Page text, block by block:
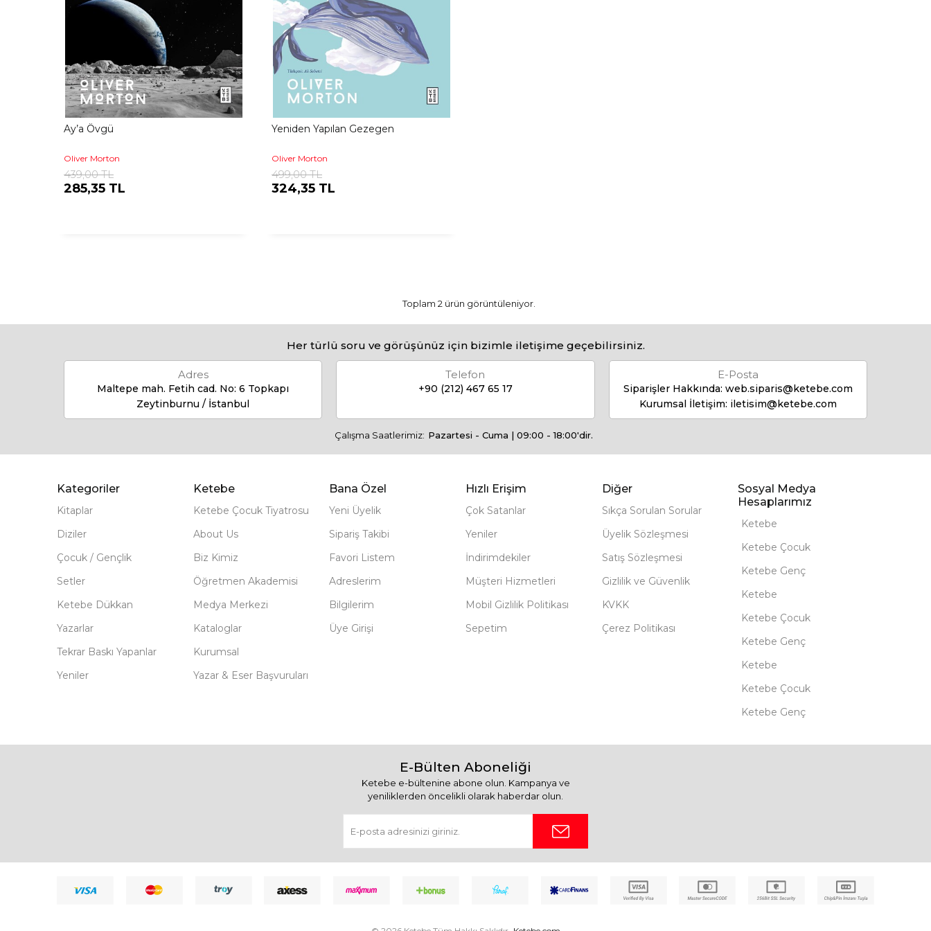
Ay’a Övgü
Oliver Morton
439,00 TL
285,35 TL
Yeniden Yapılan Gezegen
Oliver Morton
499,00 TL
324,35 TL
Toplam 2 ürün görüntüleniyor.
Her türlü soru ve görüşünüz için bizimle iletişime geçebilirsiniz.
Adres
Maltepe mah. Fetih cad. No: 6 Topkapı
Zeytinburnu / İstanbul
Telefon
+90 (212) 467 65 17
E-Posta
Siparişler Hakkında: web.siparis@ketebe.com
Kurumsal İletişim: iletisim@ketebe.com
Çalışma Saatlerimiz: Pazartesi - Cuma | 09:00 - 18:00'dir.
Kategoriler
Kitaplar
Diziler
Çocuk / Gençlik
Setler
Ketebe Dükkan
Yazarlar
Tekrar Baskı Yapanlar
Yeniler
Ketebe
Ketebe Çocuk Tiyatrosu
About Us
Biz Kimiz
Öğretmen Akademisi
Medya Merkezi
Kataloglar
Kurumsal
Yazar & Eser Başvuruları
Bana Özel
Yeni Üyelik
Sipariş Takibi
Favori Listem
Adreslerim
Bilgilerim
Üye Girişi
Hızlı Erişim
Çok Satanlar
Yeniler
İndirimdekiler
Müşteri Hizmetleri
Mobil Gizlilik Politikası
Sepetim
Diğer
Sıkça Sorulan Sorular
Üyelik Sözleşmesi
Satış Sözleşmesi
Gizlilik ve Güvenlik
KVKK
Çerez Politikası
Sosyal Medya
Hesaplarımız
Ketebe
Ketebe Çocuk
Ketebe Genç
Ketebe
Ketebe Çocuk
Ketebe Genç
Ketebe
Ketebe Çocuk
Ketebe Genç
E-Bülten Aboneliği
Ketebe e-bültenine abone olun. Kampanya ve
yeniliklerden öncelikli olarak haberdar olun.